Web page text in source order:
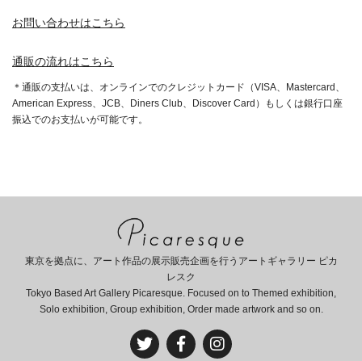
お問い合わせはこちら
通販の流れはこちら
＊通販の支払いは、オンラインでのクレジットカード（VISA、Mastercard、
American Express、JCB、Diners Club、Discover Card）もしくは銀行口座
振込でのお支払いが可能です。
東京を拠点に、アート作品の展示販売企画を行うアートギャラリー ピカ
レスク
Tokyo Based Art Gallery Picaresque. Focused on to Themed exhibition,
Solo exhibition, Group exhibition, Order made artwork and so on.